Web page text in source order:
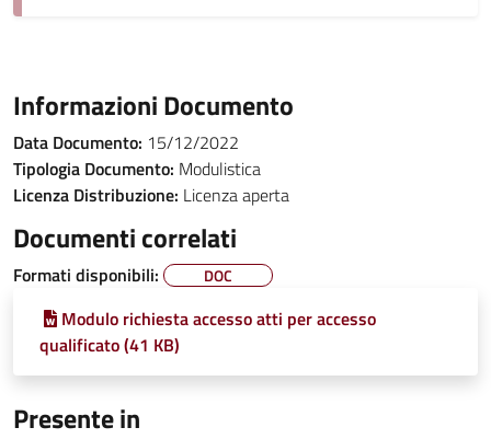
Informazioni Documento
Data Documento: 15/12/2022
Tipologia Documento: Modulistica
Licenza Distribuzione: Licenza aperta
Documenti correlati
Formati disponibili: DOC
Modulo richiesta accesso atti per accesso
qualificato (41 KB)
Presente in